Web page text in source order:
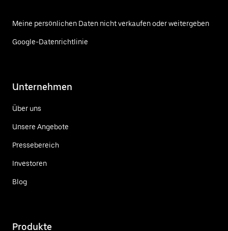
Meine persönlichen Daten nicht verkaufen oder weitergeben
Google-Datenrichtlinie
Unternehmen
Über uns
Unsere Angebote
Pressebereich
Investoren
Blog
Produkte